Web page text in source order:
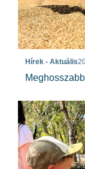
Hírek - Aktuális